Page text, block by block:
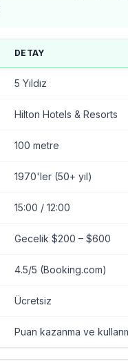
DETAY
5 Yıldız
Hilton Hotels & Resorts
100 metre
1970'ler (50+ yıl)
15:00 / 12:00
Gecelik $200 – $600
4.5/5 (Booking.com)
Ücretsiz
Puan kazanma ve